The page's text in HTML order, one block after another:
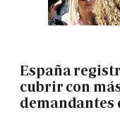
España
cubrir con
demandantes